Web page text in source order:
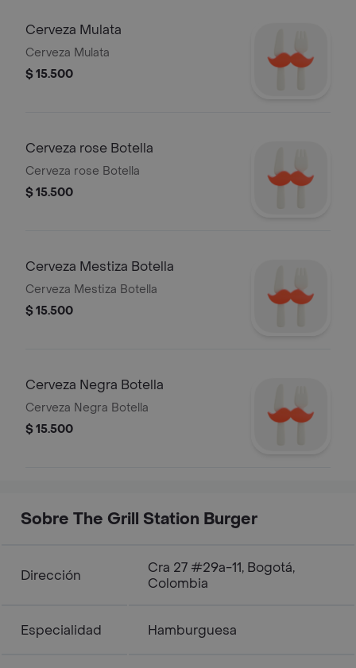
Cerveza Mulata
Cerveza Mulata
$ 15.500
Cerveza rose Botella
Cerveza rose Botella
$ 15.500
Cerveza Mestiza Botella
Cerveza Mestiza Botella
$ 15.500
Cerveza Negra Botella
Cerveza Negra Botella
$ 15.500
Sobre The Grill Station Burger
Dirección
Cra 27 #29a-11, Bogotá,
Colombia
Especialidad Hamburguesa